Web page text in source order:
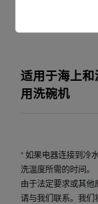
适用于海上
用洗碗机
* 如果电器连接到冷
洗温度所需的时间。
由于法定要求或其他
请与我们联系。我们